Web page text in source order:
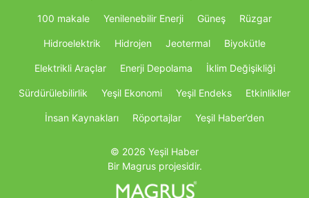
100 makale Yenilenebilir Enerji Güneş Rüzgar
Hidroelektrik Hidrojen Jeotermal Biyokütle
Elektrikli Araçlar Enerji Depolama İklim Değişikliği
Sürdürülebilirlik Yeşil Ekonomi Yeşil Endeks Etkinlikller
İnsan Kaynakları Röportajlar Yeşil Haber’den
© 2026 Yeşil Haber
Bir Magrus projesidir.